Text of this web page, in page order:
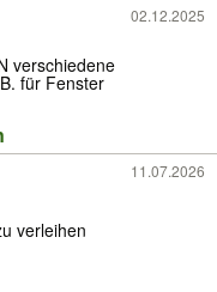
02.12.2025
verschiedene
für Fenster
11.07.2026
to zu verleihen